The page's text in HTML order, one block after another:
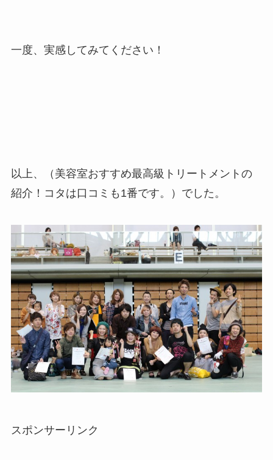
一度、実感してみてください！
以上、（美容室おすすめ最高級トリートメントの
紹介！コタは口コミも1番です。）でした。
スポンサーリンク